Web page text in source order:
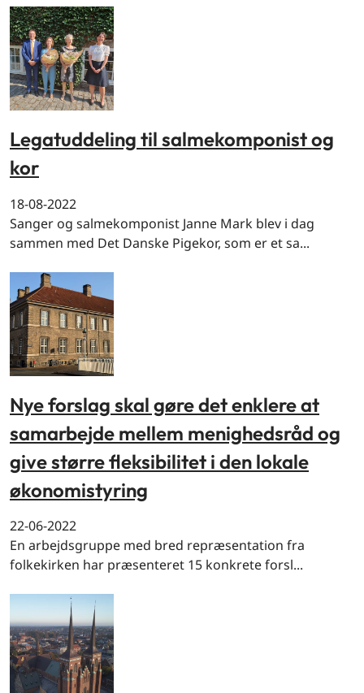
Legatuddeling til salmekomponist og
kor
18-08-2022
Sanger og salmekomponist Janne Mark blev i dag
sammen med Det Danske Pigekor, som er et sa...
Nye forslag skal gøre det enklere at
samarbejde mellem menighedsråd og
give større fleksibilitet i den lokale
økonomistyring
22-06-2022
En arbejdsgruppe med bred repræsentation fra
folkekirken har præsenteret 15 konkrete forsl...